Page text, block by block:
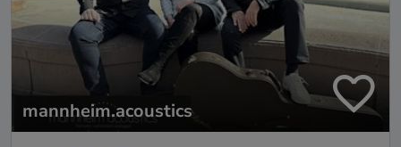
mannheim.acoustics